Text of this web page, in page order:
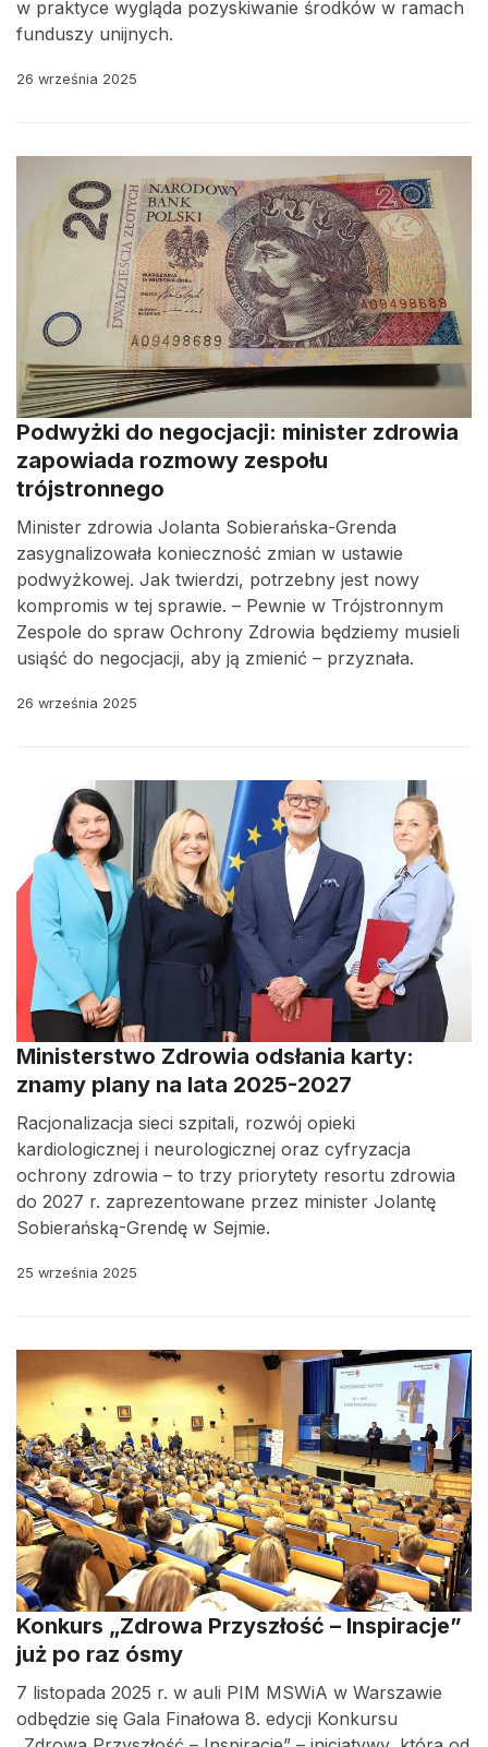
w praktyce wygląda pozyskiwanie środków w ramach
funduszy unijnych.
26 września 2025
Podwyżki do negocjacji: minister zdrowia
zapowiada rozmowy zespołu
trójstronnego
Minister zdrowia Jolanta Sobierańska-Grenda
zasygnalizowała konieczność zmian w ustawie
podwyżkowej. Jak twierdzi, potrzebny jest nowy
kompromis w tej sprawie. – Pewnie w Trójstronnym
Zespole do spraw Ochrony Zdrowia będziemy musieli
usiąść do negocjacji, aby ją zmienić – przyznała.
26 września 2025
Ministerstwo Zdrowia odsłania karty:
znamy plany na lata 2025-2027
Racjonalizacja sieci szpitali, rozwój opieki
kardiologicznej i neurologicznej oraz cyfryzacja
ochrony zdrowia – to trzy priorytety resortu zdrowia
do 2027 r. zaprezentowane przez minister Jolantę
Sobierańską-Grendę w Sejmie.
25 września 2025
Konkurs „Zdrowa Przyszłość – Inspiracje”
już po raz ósmy
7 listopada 2025 r. w auli PIM MSWiA w Warszawie
odbędzie się Gala Finałowa 8. edycji Konkursu